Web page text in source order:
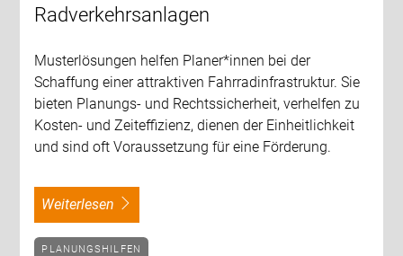
Radverkehrsanlagen
Musterlösungen helfen Planer*innen bei der
Schaffung einer attraktiven Fahrradinfrastruktur. Sie
bieten Planungs- und Rechtssicherheit, verhelfen zu
Kosten- und Zeiteffizienz, dienen der Einheitlichkeit
und sind oft Voraussetzung für eine Förderung.
weiterlesen
PLANUNGSHILFEN